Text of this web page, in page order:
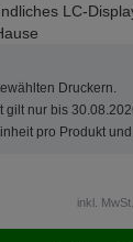
LC-
Druckern.
gilt nur bis
pro Produkt
inkl.